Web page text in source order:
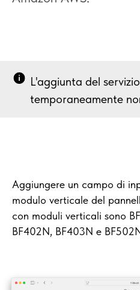
L'aggiunta del
temporaneamente
Aggiungere un campo di
modulo verticale del
con moduli verticali sono
BF402N, BF403N e